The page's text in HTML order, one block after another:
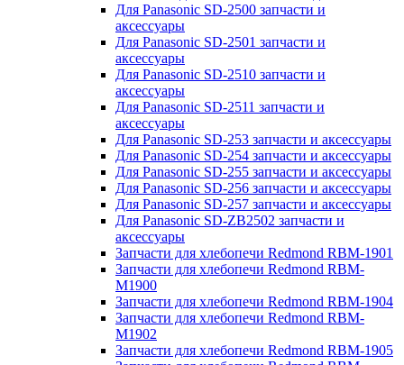
Для Panasonic SD-2500 запчасти и
аксессуары
Для Panasonic SD-2501 запчасти и
аксессуары
Для Panasonic SD-2510 запчасти и
аксессуары
Для Panasonic SD-2511 запчасти и
аксессуары
Для Panasonic SD-253 запчасти и аксессуары
Для Panasonic SD-254 запчасти и аксессуары
Для Panasonic SD-255 запчасти и аксессуары
Для Panasonic SD-256 запчасти и аксессуары
Для Panasonic SD-257 запчасти и аксессуары
Для Panasonic SD-ZB2502 запчасти и
аксессуары
Запчасти для хлебопечи Redmond RBM-1901
Запчасти для хлебопечи Redmond RBM-
M1900
Запчасти для хлебопечи Redmond RBM-1904
Запчасти для хлебопечи Redmond RBM-
M1902
Запчасти для хлебопечи Redmond RBM-1905